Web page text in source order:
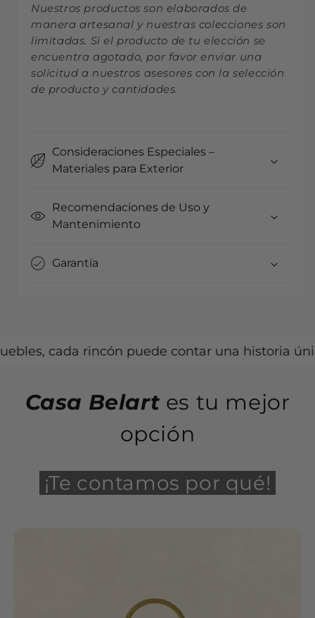
Nuestros productos son elaborados de
manera artesanal y nuestras colecciones son
limitadas. Si el producto de tu elección se
encuentra agotado, por favor enviar una
solicitud a nuestros asesores con la selección
de producto y cantidades.
Consideraciones Especiales –
Materiales para Exterior
Recomendaciones de Uso y
Mantenimiento
Garantía
rincón puede contar una historia única.
Casa Belart es tu mejor
opción
¡Te contamos por qué!